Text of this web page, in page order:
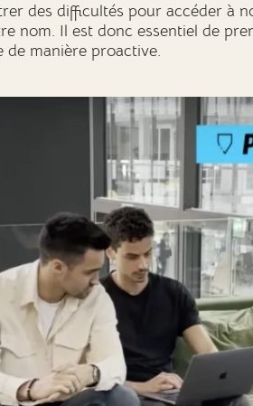
des difficultés pour accéder à
nom. Il est donc essentiel de
manière proactive.